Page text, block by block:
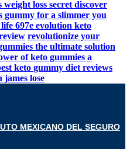
weight loss secret discover
gummy for a slimmer you
697e evolution keto
revolutionize your
the ultimate solution
of keto gummies a
keto gummy diet reviews
lose